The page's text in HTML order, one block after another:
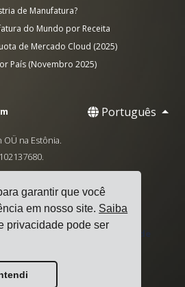
garantir que você
em nosso site. Saiba
privacidade pode ser
de Manufatura?
do Mundo por Receita
de Mercado Cloud (2025)
País (Novembro 2025)
Português
na Estônia.
de Privacidade
Política de